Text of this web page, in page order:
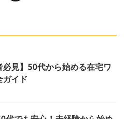
必見】50代から始める在宅ワ
ガイド